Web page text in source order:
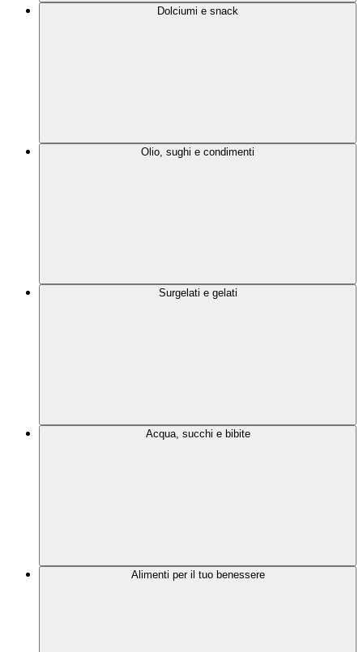
Dolciumi e snack
Olio, sughi e condimenti
Surgelati e gelati
Acqua, succhi e bibite
Alimenti per il tuo benessere